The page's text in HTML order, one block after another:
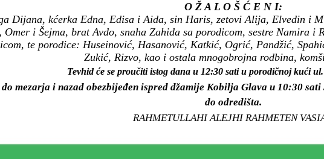
O Ž A L O Š Ć E N I:
Dijana, kćerka Edna, Edisa i Aida, sin Haris, zetovi Alija, Elvedin i
Omer i Šejma, brat Avdo, snaha Zahida sa porodicom, sestre Namira i
te porodice: Huseinović, Hasanović, Katkić, Ogrić, Pandžić,
Zukić, Rizvo, kao i ostala mnogobrojna rodbina,
Tevhid će se proučiti istog dana u 12:30 sati u porodičnoj kući
mezarja i nazad obezbijeđen ispred džamije Kobilja Glava u 10:30
do odredišta.
RAHMETULLAHI ALEJHI RAHMETEN